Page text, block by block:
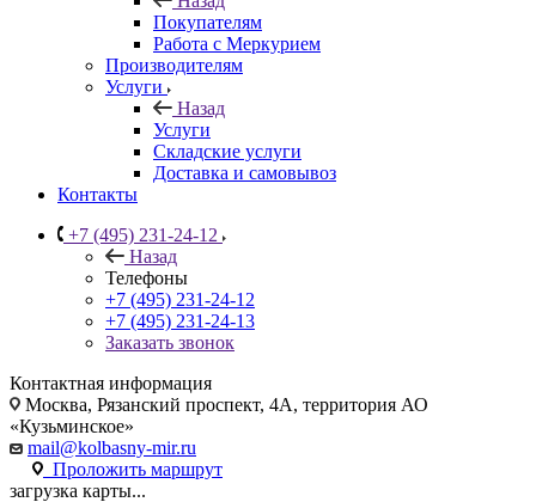
Покупателям
Работа с Меркурием
Производителям
Услуги
Назад
Услуги
Складские услуги
Доставка и самовывоз
Контакты
+7 (495) 231-24-12
Назад
Телефоны
+7 (495) 231-24-12
+7 (495) 231-24-13
Заказать звонок
Контактная информация
Москва, Рязанский проспект, 4А, территория АО
«Кузьминское»
mail@kolbasny-mir.ru
Проложить маршрут
загрузка карты...